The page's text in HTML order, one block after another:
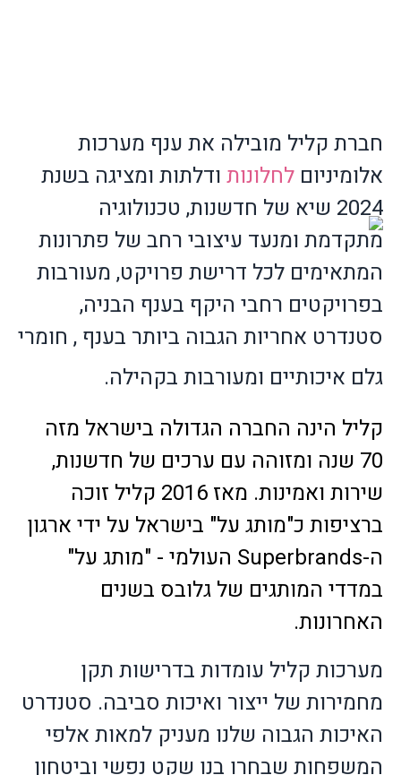
חברת קליל מובילה את ענף מערכות
אלומיניום לחלונות ודלתות ומציגה בשנת
2024 שיא של חדשנות, טכנולוגיה
מתקדמת ומנעד עיצובי רחב של פתרונות
המתאימים לכל דרישת פרויקט, מעורבות
בפרויקטים רחבי היקף בענף הבניה,
סטנדרט אחריות הגבוה ביותר בענף , חומרי
גלם איכותיים ומעורבות בקהילה.
קליל הינה החברה הגדולה בישראל מזה
70 שנה ומזוהה עם ערכים של חדשנות,
שירות ואמינות. מאז 2016 קליל זוכה
ברציפות כ"מותג על" בישראל על ידי ארגון
ה-Superbrands העולמי - "מותג על"
במדדי המותגים של גלובס בשנים
האחרונות.
מערכות קליל עומדות בדרישות תקן
מחמירות של ייצור ואיכות סביבה. סטנדרט
האיכות הגבוה שלנו מעניק למאות אלפי
המשפחות שבחרו בנו שקט נפשי וביטחון